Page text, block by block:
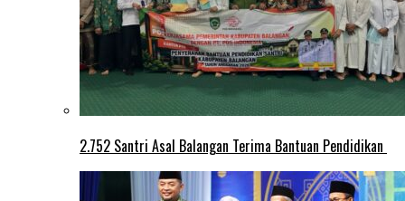
2.752 Santri Asal Balangan Terima Bantuan Pendidikan